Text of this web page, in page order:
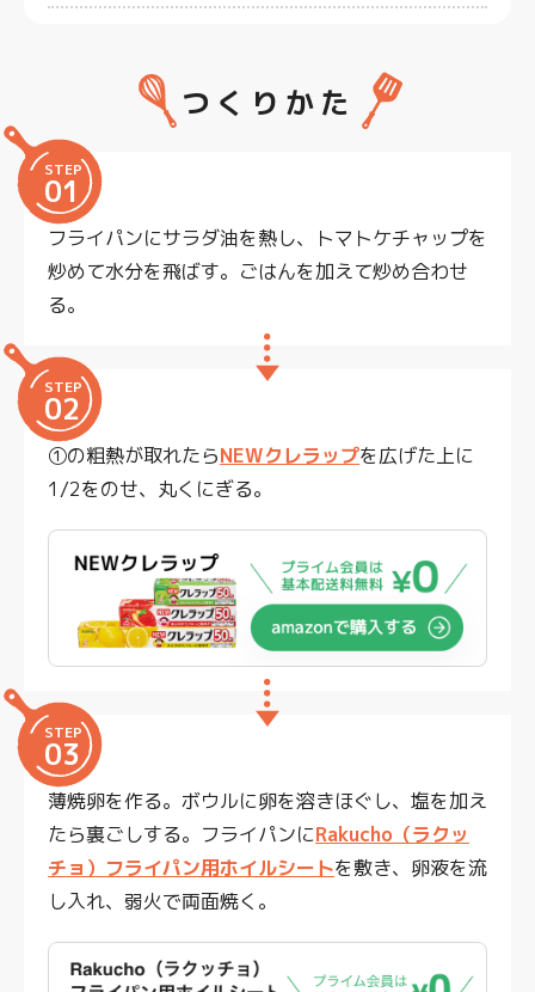
つくりかた
STEP
01
フライパンにサラダ油を熱し、トマトケチャップを
炒めて水分を飛ばす。ごはんを加えて炒め合わせ
る。
STEP
02
①の粗熱が取れたらNEWクレラップを広げた上に
1/2をのせ、丸くにぎる。
STEP
03
薄焼卵を作る。ボウルに卵を溶きほぐし、塩を加え
たら裏ごしする。フライパンにRakucho（ラクッ
チョ）フライパン用ホイルシートを敷き、卵液を流
し入れ、弱火で両面焼く。